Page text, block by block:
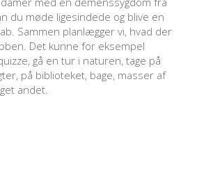
du møde ligesindede og blive en
Sammen planlægger vi, hvad der
Det kunne for eksempel
gå en tur i naturen, tage på
på biblioteket, bage, masser af
andet.